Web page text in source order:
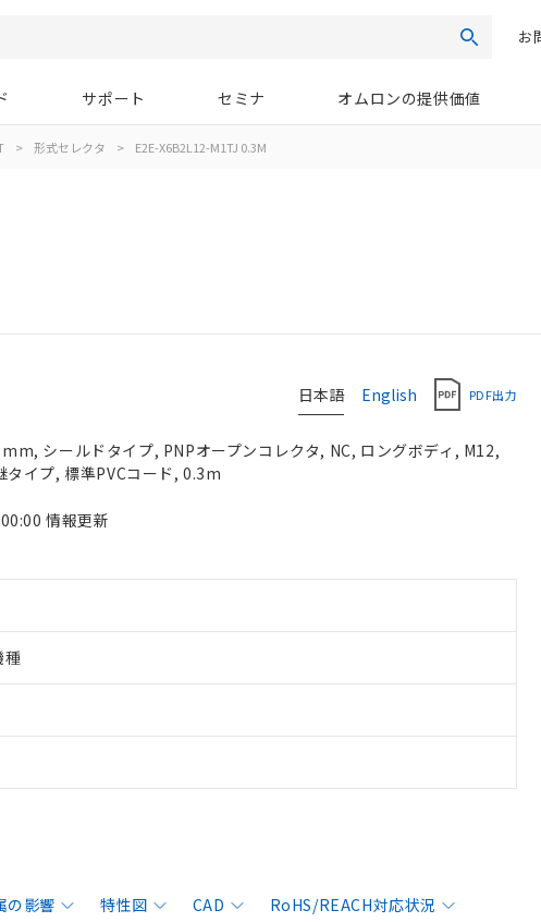
検索お
サポート セミナ オムロンの提供価値
> 形式セレクタ > E2E-X6B2L12-M1TJ 0.3M
日本語 English PDF出力
シールドタイプ, PNPオープンコレクタ, NC, ロングボディ, M12,
イプ, 標準PVCコード, 0.3m
情報更新
種
の影響 特性図 CAD
RoHS/REACH対応状況